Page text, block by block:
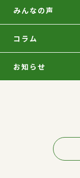
みんなの声
コラム
お知らせ